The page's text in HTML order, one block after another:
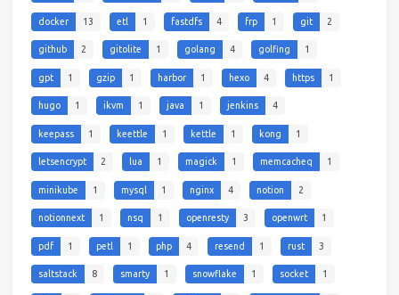
docker 13 etl 1 fastdfs 4 frp 1 git 2
github 2 gitolite 1 golang 4 golfing 1
gpt 1 gzip 1 harbor 1 hexo 4 https 1
hugo 1 ikvm 1 java 1 jenkins 4
keepass 1 keettle 1 kettle 1 kong 1
letsencrypt 2 lua 1 magick 1 memcacheq 1
minikube 1 mysql 1 nginx 4 notion 2
notionnext 1 nsq 1 openresty 3 openwrt 1
pdf 1 petl 1 php 4 resend 1 rust 3
saltstack 8 smarty 1 snowflake 1 socket 1